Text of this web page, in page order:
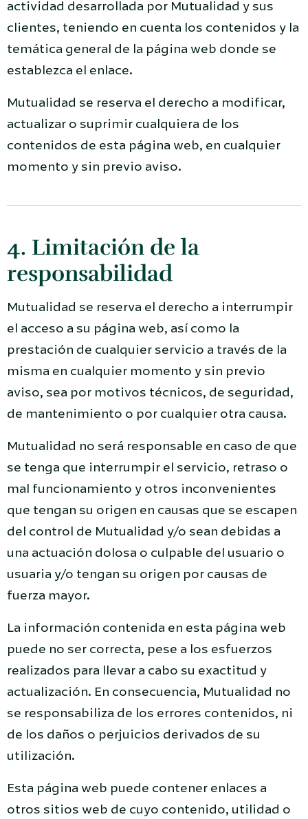
actividad desarrollada por Mutualidad y sus
clientes, teniendo en cuenta los contenidos y la
temática general de la página web donde se
establezca el enlace.
Mutualidad se reserva el derecho a modificar,
actualizar o suprimir cualquiera de los
contenidos de esta página web, en cualquier
momento y sin previo aviso.
4. Limitación de la
responsabilidad
Mutualidad se reserva el derecho a interrumpir
el acceso a su página web, así como la
prestación de cualquier servicio a través de la
misma en cualquier momento y sin previo
aviso, sea por motivos técnicos, de seguridad,
de mantenimiento o por cualquier otra causa.
Mutualidad no será responsable en caso de que
se tenga que interrumpir el servicio, retraso o
mal funcionamiento y otros inconvenientes
que tengan su origen en causas que se escapen
del control de Mutualidad y/o sean debidas a
una actuación dolosa o culpable del usuario o
usuaria y/o tengan su origen por causas de
fuerza mayor.
La información contenida en esta página web
puede no ser correcta, pese a los esfuerzos
realizados para llevar a cabo su exactitud y
actualización. En consecuencia, Mutualidad no
se responsabiliza de los errores contenidos, ni
de los daños o perjuicios derivados de su
utilización.
Esta página web puede contener enlaces a
otros sitios web de cuyo contenido, utilidad o